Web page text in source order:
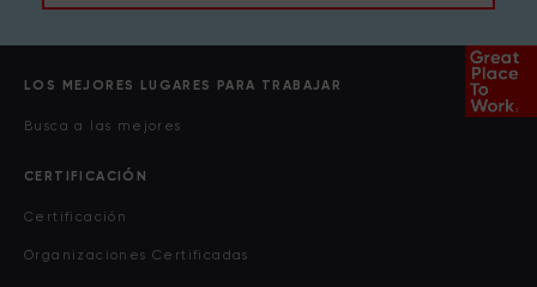
LOS MEJORES LUGARES PARA TRABAJAR
Busca a las mejores
CERTIFICACIÓN
Certificación
Organizaciones Certificadas